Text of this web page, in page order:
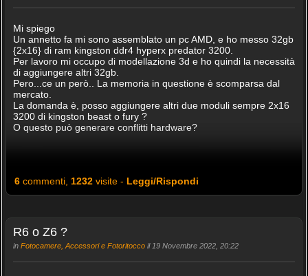
Mi spiego
Un annetto fa mi sono assemblato un pc AMD, e ho messo 32gb
{2x16} di ram kingston ddr4 hyperx predator 3200.
Per lavoro mi occupo di modellazione 3d e ho quindi la necessità
di aggiungere altri 32gb.
Pero...ce un però.. La memoria in questione è scomparsa dal
mercato.
La domanda è, posso aggiungere altri due moduli sempre 2x16
3200 di kingston beast o fury ?
O questo può generare conflitti hardware?
6commenti, 1232visite - Leggi/Rispondi
R6 o Z6 ?
in Fotocamere, Accessori e Fotoritoccoil 19 Novembre 2022, 20:22